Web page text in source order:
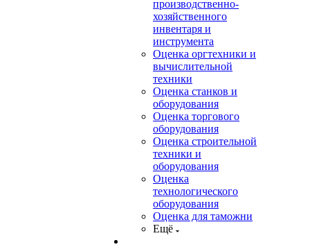
производственно-
хозяйственного
инвентаря и
инструмента
Оценка оргтехники и
вычислительной
техники
Оценка станков и
оборудования
Оценка торгового
оборудования
Оценка строительной
техники и
оборудования
Оценка
технологического
оборудования
Оценка для таможни
Ещё